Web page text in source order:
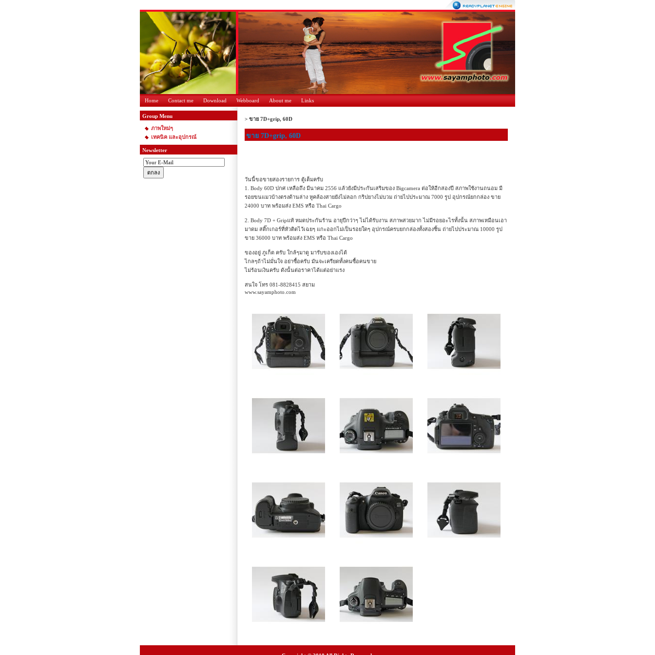
Home Contact me Download Webboard About me Links
Group Menu
ภาพใหม่ๆ
เทคนิค และอุปกรณ์
Newsletter
> ขาย 7D+grip, 60D
ขาย 7D+grip, 60D
วันนี้ขอขายสองรายการ ตู้เต็มครับ
1. Body 60D ปกศ เหลือถึง มีนาคม 2556 แล้วยังมีประกันเสริมของ Bigcamera ต่อให้อีกสองปี สภาพใช้งานถนอม มี
รอยขนแมวบ้างตรงด้านล่าง หูคล้องสายยังไม่ลอก กริปยางไม่บวม ถ่ายไปประมาณ 7000 รูป อุปกรณ์ยกกล่อง ขาย
24000 บาท พร้อมส่ง EMS หรือ Thai Cargo
2. Body 7D + Gripแท้ หมดประกันร้าน อายุปีกว่าๆ ไม่ได้รับงาน สภาพสวยมาก ไม่มีรอยอะไรทั้งนั้น สภาพเหมือนเอา
มาดม สติ๊กเกอร์ที่หัวติดไว้เฉยๆ แกะออกไม่เป็นรอยใดๆ อุปกรณ์ครบยกกล่องทั้งสองชิ้น ถ่ายไปประมาณ 10000 รูป
ขาย 36000 บาท พร้อมส่ง EMS หรือ Thai Cargo
ของอยู่ ภูเก็ต ครับ ใกล้ๆมาดู มารับของเองได้
ไกลๆถ้าไม่มั่นใจ อย่าซื้อครับ มันจะเครียดทั้งคนซื้อคนขาย
ไม่ร้อนเงินครับ ดังนั้นต่อราคาได้แต่อย่าแรง
สนใจ โทร 081-8828415 สยาม
www.sayamphoto.com